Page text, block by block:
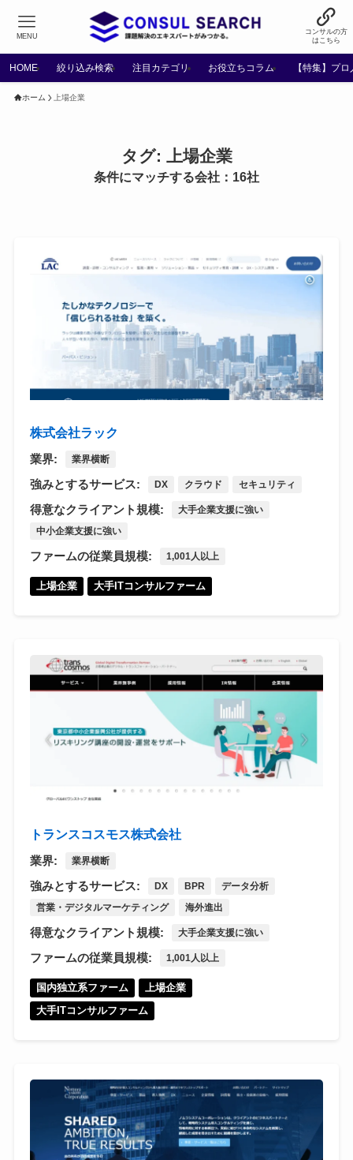
コンサルの方
はこちら
MENU
HOME 絞り込み検索 注目カテゴリ お役立ちコラム 【特集】プ
ホーム 上場企業
タグ: 上場企業
条件にマッチする会社：16社
株式会社ラック
業界: 業界横断
強みとするサービス: DX クラウド セキュリティ
得意なクライアント規模: 大手企業支援に強い
中小企業支援に強い
ファームの従業員規模: 1,001人以上
上場企業 大手ITコンサルファーム
トランスコスモス株式会社
業界: 業界横断
強みとするサービス: DX BPR データ分析
営業・デジタルマーケティング 海外進出
得意なクライアント規模: 大手企業支援に強い
ファームの従業員規模: 1,001人以上
国内独立系ファーム
上場企業
大手ITコンサルファーム